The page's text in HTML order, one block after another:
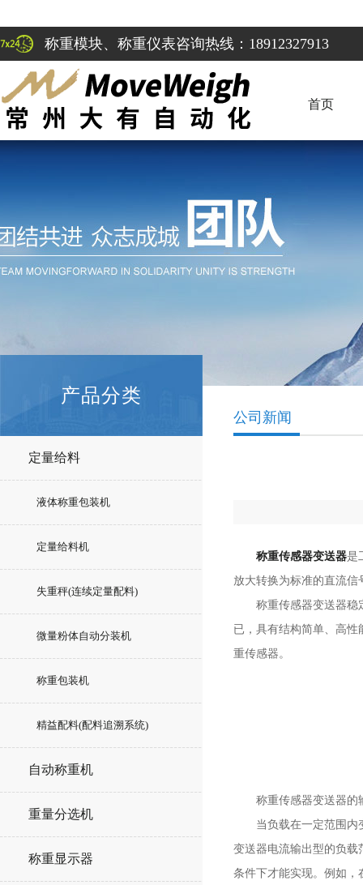
称重模块、称重仪表咨询热线：18912327913
首页
产品分类
定量给料
液体称重包装机
定量给料机
失重秤(连续定量配料)
微量粉体自动分装机
称重包装机
精益配料(配料追溯系统)
自动称重机
重量分选机
称重显示器
公司新闻
称重传感器变送器是
放大转换为标准的直流
称重传感器变送器稳定
已，具有结构简单、高
重传感器。
称重传感器变送器的
当负载在一定范围内变
变送器电流输出型的负
条件下才能实现。例如，